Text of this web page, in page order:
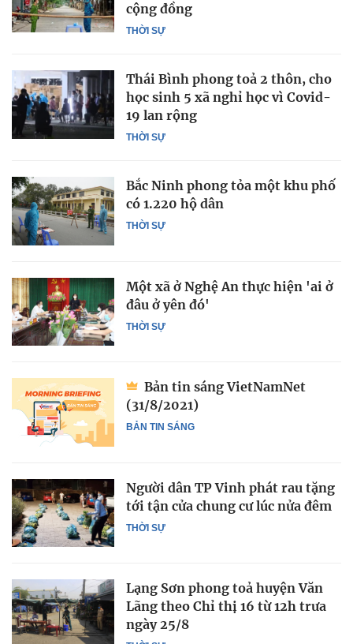
THỜI SỰ
cộng đồng
THỜI SỰ
Thái Bình phong toả 2 thôn, cho
học sinh 5 xã nghỉ học vì Covid-
19 lan rộng
THỜI SỰ
Bắc Ninh phong tỏa một khu phố
có 1.220 hộ dân
THỜI SỰ
Một xã ở Nghệ An thực hiện 'ai ở
đâu ở yên đó'
BẢN TIN SÁNG
Bản tin sáng VietNamNet
(31/8/2021)
THỜI SỰ
Người dân TP Vinh phát rau tặng
tới tận cửa chung cư lúc nửa đêm
Lạng Sơn phong toả huyện Văn
Lãng theo Chỉ thị 16 từ 12h trưa
ngày 25/8